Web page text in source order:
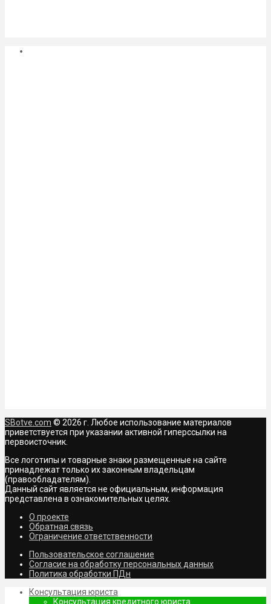
SBotve.com © 2026 г. Любое использование материалов
приветствуется при указании активной гиперссылки на
первоисточник.
Все логотипы и товарные знаки размещенные на сайте
принадлежат только их законным владельцам
(правообладателям).
Данный сайт является не официальным, информация
представлена в ознакомительных целях.
О проекте
Обратная связь
Ограничение ответственности
Пользовательское соглашение
Согласие на обработку персональных данных
Политика обработки ПДн
Консультация юриста
Консультация кредитного юриста